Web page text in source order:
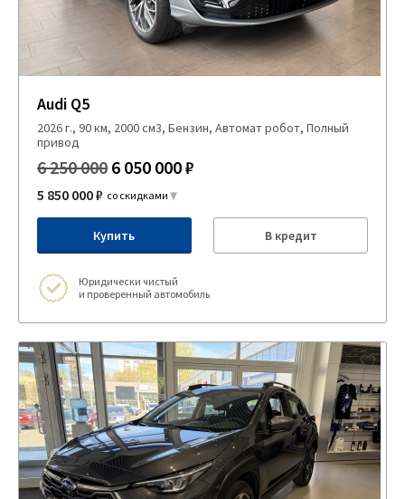
Audi Q5
2026 г., 90 км, 2000 см3, Бензин, Автомат робот, Полный
привод
6 250 000 6 050 000 ₽
5 850 000 ₽ со скидками
Купить В кредит
Юридически чистый
и проверенный автомобиль